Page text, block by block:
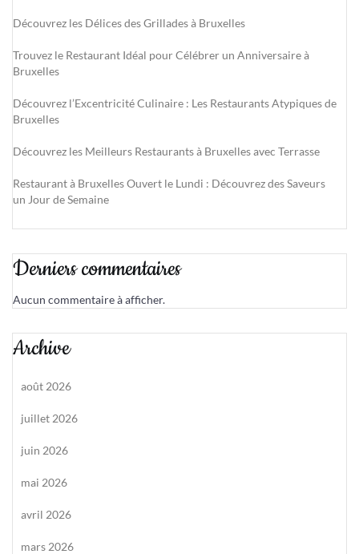
Découvrez les Délices des Grillades à Bruxelles
Trouvez le Restaurant Idéal pour Célébrer un Anniversaire à
Bruxelles
Découvrez l’Excentricité Culinaire : Les Restaurants Atypiques de
Bruxelles
Découvrez les Meilleurs Restaurants à Bruxelles avec Terrasse
Restaurant à Bruxelles Ouvert le Lundi : Découvrez des Saveurs
un Jour de Semaine
Derniers commentaires
Aucun commentaire à afficher.
Archive
août 2026
juillet 2026
juin 2026
mai 2026
avril 2026
mars 2026